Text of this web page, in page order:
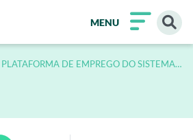
MENU
PLATAFORMA DE EMPREGO DO SISTEMA